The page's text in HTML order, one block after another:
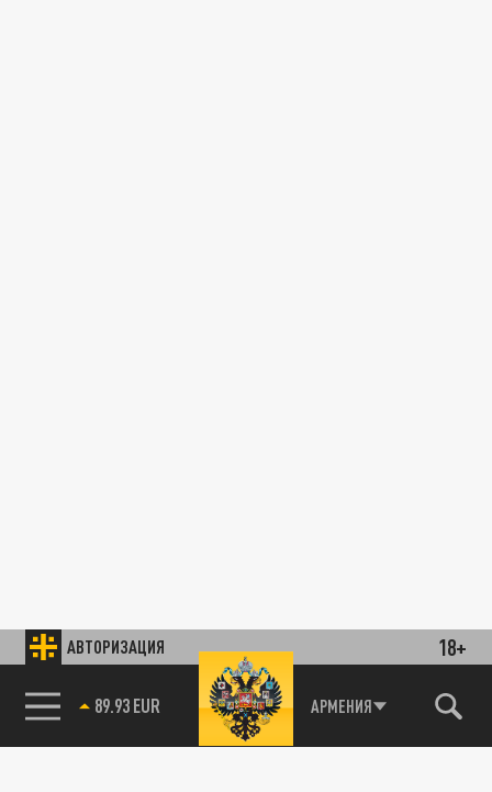
АВТОРИЗАЦИЯ 18+
89.93 EUR АРМЕНИЯ